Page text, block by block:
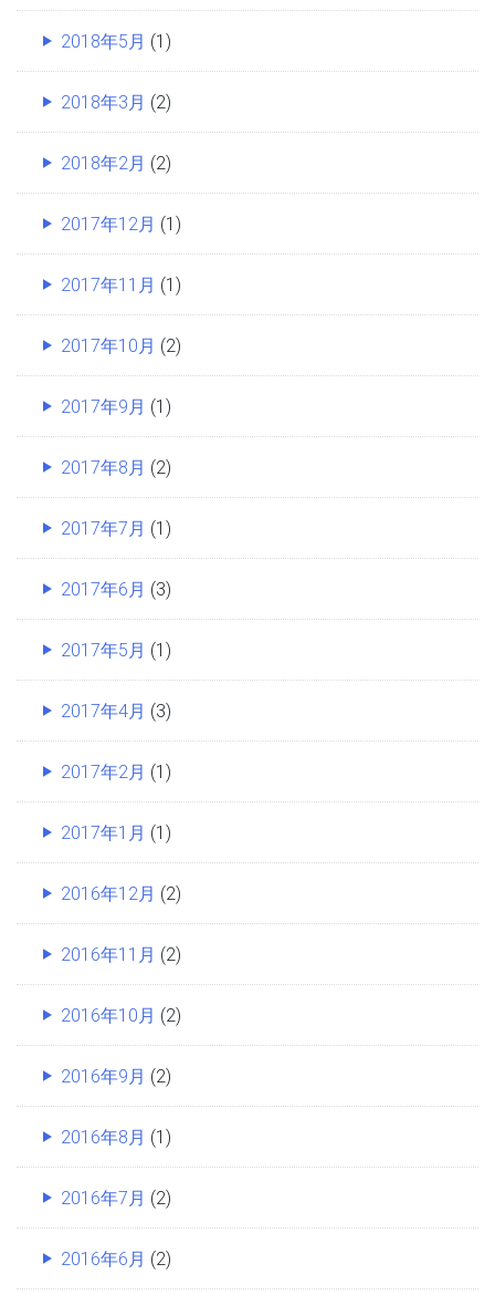
2018年5月 (1)
2018年3月 (2)
2018年2月 (2)
2017年12月 (1)
2017年11月 (1)
2017年10月 (2)
2017年9月 (1)
2017年8月 (2)
2017年7月 (1)
2017年6月 (3)
2017年5月 (1)
2017年4月 (3)
2017年2月 (1)
2017年1月 (1)
2016年12月 (2)
2016年11月 (2)
2016年10月 (2)
2016年9月 (2)
2016年8月 (1)
2016年7月 (2)
2016年6月 (2)